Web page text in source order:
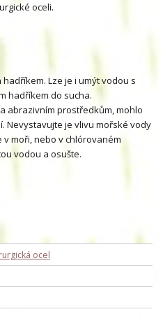
oceli.
Lze je i umýt vodou s
hadříkem do sucha.
abrazivním prostředkům, mohlo
Nevystavujte je vlivu mořské vody
moři, nebo v chlórovaném
vodou a osušte.
ocel